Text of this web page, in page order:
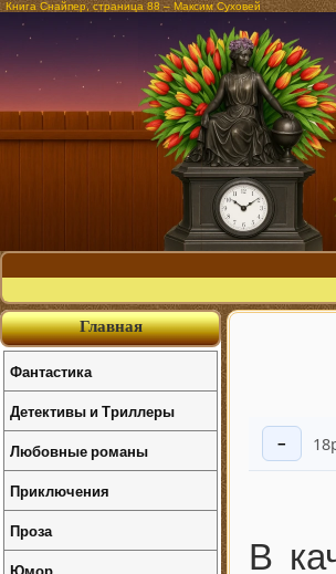
Книга Снайпер, страница 88 – Максим Суховей
−
В
Главная
Фантастика
Детективы и Триллеры
Любовные романы
Приключения
Проза